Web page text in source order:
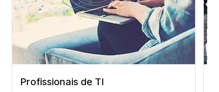
Profissionais de TI